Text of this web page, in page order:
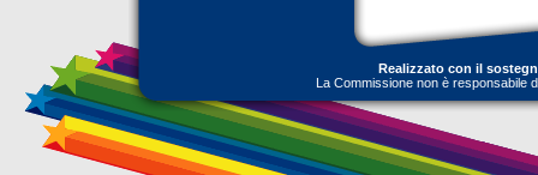
Realizzato con il
La Commissione non è responsabile